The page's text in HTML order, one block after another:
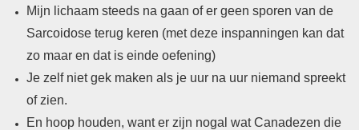
Mijn lichaam steeds na gaan of er geen sporen van de
Sarcoidose terug keren (met deze inspanningen kan dat
zo maar en dat is einde oefening)
Je zelf niet gek maken als je uur na uur niemand spreekt
of zien.
En hoop houden, want er zijn nogal wat Canadezen die